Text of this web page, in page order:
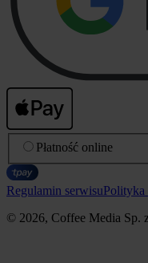
Płatność online
Regulamin serwisuPolityka
© 2026, Coffee Media Sp.